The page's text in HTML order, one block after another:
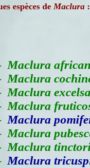
espèces deMaclura :
Maclura
excelsa
Maclura
Maclura